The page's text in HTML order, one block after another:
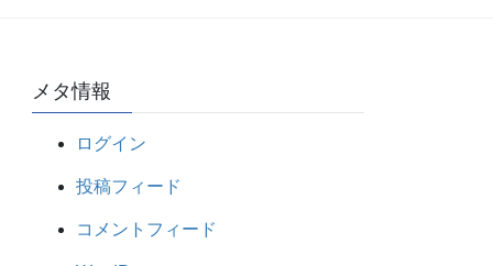
メタ情報
ログイン
投稿フィード
コメントフィード